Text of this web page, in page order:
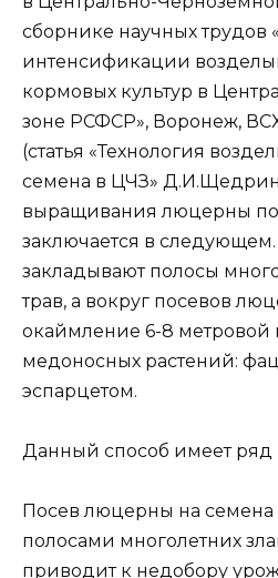
сборнике научных трудов
интенсификации
кормовых культур в
зоне РСФСР», Воронеж,
(статья «Технология
семена в ЦЧЗ»
выращивания люцерны по
заключается в
закладывают полосы
трав, а вокруг посевов
окаймление 6-8 метровой
медоносных растений:
эспарцетом.
Данный способ имеет ряд
Посев люцерны на
полосами многолетних
приводит к недобору